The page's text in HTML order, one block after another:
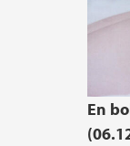
En